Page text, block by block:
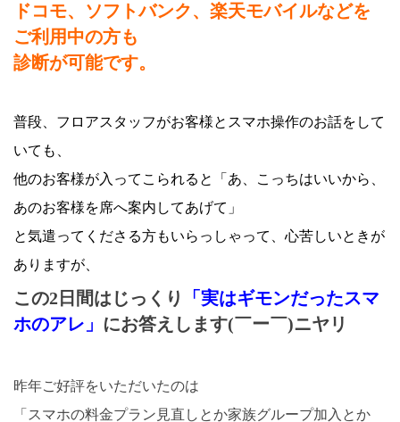
ドコモ、ソフトバンク、楽天モバイルなどを
ご利用中の方も
診断が可能です。
普段、フロアスタッフがお客様とスマホ操作のお話をして
いても、
他のお客様が入ってこられると「あ、こっちはいいから、
あのお客様を席へ案内してあげて」
と気遣ってくださる方もいらっしゃって、心苦しいときが
ありますが、
この2日間はじっくり
「実はギモンだったスマ
ホのアレ」 にお答えします(￣ー￣)ニヤリ
昨年ご好評をいただいたのは
「スマホの料金プラン見直しとか家族グループ加入とか